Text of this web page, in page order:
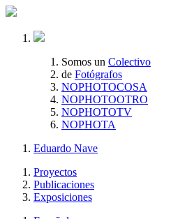
Somos un Colectivo
de Fotógrafos
NOPHOTOCOSA
NOPHOTOOTRO
NOPHOTOTV
NOPHOTA
Eduardo Nave
Proyectos
Publicaciones
Exposiciones